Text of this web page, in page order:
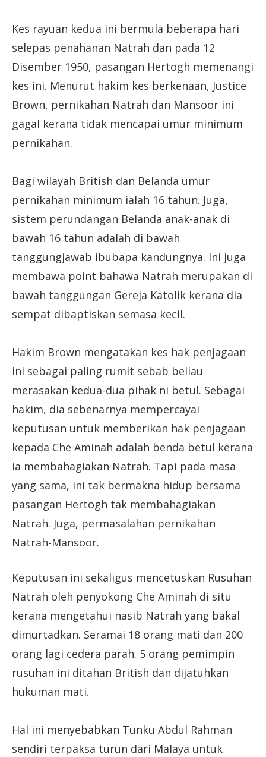
Kes rayuan kedua ini bermula beberapa hari
selepas penahanan Natrah dan pada 12
Disember 1950, pasangan Hertogh memenangi
kes ini. Menurut hakim kes berkenaan, Justice
Brown, pernikahan Natrah dan Mansoor ini
gagal kerana tidak mencapai umur minimum
pernikahan.
Bagi wilayah British dan Belanda umur
pernikahan minimum ialah 16 tahun. Juga,
sistem perundangan Belanda anak-anak di
bawah 16 tahun adalah di bawah
tanggungjawab ibubapa kandungnya. Ini juga
membawa point bahawa Natrah merupakan di
bawah tanggungan Gereja Katolik kerana dia
sempat dibaptiskan semasa kecil.
Hakim Brown mengatakan kes hak penjagaan
ini sebagai paling rumit sebab beliau
merasakan kedua-dua pihak ni betul. Sebagai
hakim, dia sebenarnya mempercayai
keputusan untuk memberikan hak penjagaan
kepada Che Aminah adalah benda betul kerana
ia membahagiakan Natrah. Tapi pada masa
yang sama, ini tak bermakna hidup bersama
pasangan Hertogh tak membahagiakan
Natrah. Juga, permasalahan pernikahan
Natrah-Mansoor.
Keputusan ini sekaligus mencetuskan Rusuhan
Natrah oleh penyokong Che Aminah di situ
kerana mengetahui nasib Natrah yang bakal
dimurtadkan. Seramai 18 orang mati dan 200
orang lagi cedera parah. 5 orang pemimpin
rusuhan ini ditahan British dan dijatuhkan
hukuman mati.
Hal ini menyebabkan Tunku Abdul Rahman
sendiri terpaksa turun dari Malaya untuk